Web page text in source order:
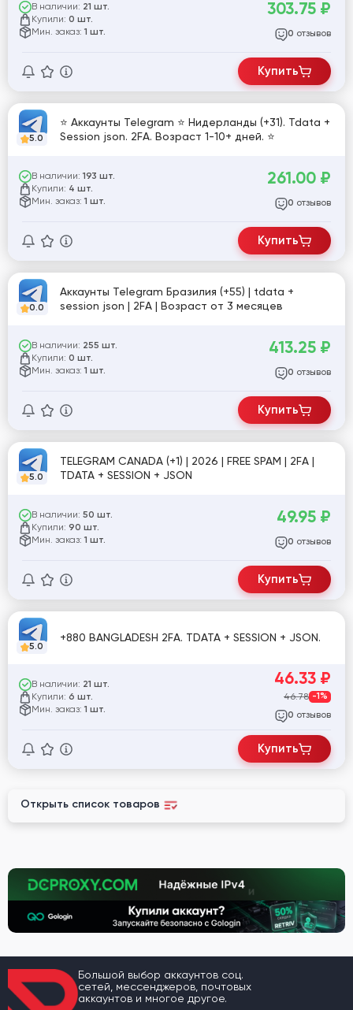
В наличии: 21 шт.
Купили: 0 шт.
Мин. заказ: 1 шт.
303.75 ₽
0 отзывов
Купить
5.0
⭐ Аккаунты Telegram ⭐ Нидерланды (+31). Tdata +
Session json. 2FA. Возраст 1-10+ дней. ⭐
В наличии: 193 шт.
Купили: 4 шт.
Мин. заказ: 1 шт.
261.00 ₽
0 отзывов
Купить
0.0
Аккаунты Telegram Бразилия (+55) | tdata +
session json | 2FA | Возраст от 3 месяцев
В наличии: 255 шт.
Купили: 0 шт.
Мин. заказ: 1 шт.
413.25 ₽
0 отзывов
Купить
5.0
TELEGRAM CANADA (+1) | 2026 | FREE SPAM | 2FA |
TDATA + SESSION + JSON
В наличии: 50 шт.
Купили: 90 шт.
Мин. заказ: 1 шт.
49.95 ₽
0 отзывов
Купить
5.0
+880 BANGLADESH 2FA. TDATA + SESSION + JSON.
В наличии: 21 шт.
Купили: 6 шт.
Мин. заказ: 1 шт.
46.33 ₽
46.78 -1%
0 отзывов
Купить
Открыть список товаров
Большой выбор аккаунтов соц.
сетей, мессенджеров, почтовых
аккаунтов и многое другое.